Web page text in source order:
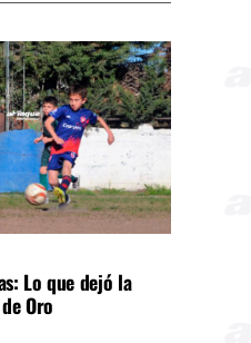
Lo que dejó la
Oro